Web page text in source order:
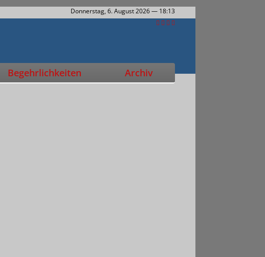
Donnerstag, 6. August 2026— 18:13
Begehrlichkeiten Archiv